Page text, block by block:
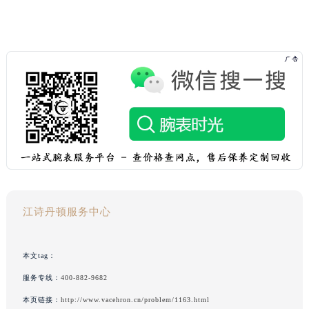
江诗丹顿服务中心
本文tag：
服务专线： 400-882-9682
本页链接： http://www.vacehron.cn/problem/1163.html